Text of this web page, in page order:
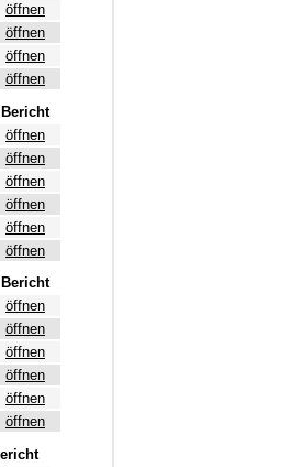
öffnen
öffnen
öffnen
öffnen
Bericht
öffnen
öffnen
öffnen
öffnen
öffnen
öffnen
Bericht
öffnen
öffnen
öffnen
öffnen
öffnen
öffnen